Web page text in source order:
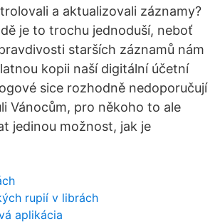
a aktualizovali záznamy?
je to trochu jednoduší, neboť
starších záznamů nám
kopii naší digitální účetní
sice rozhodně nedoporučují
Vánocům, pro někoho to ale
jedinou možnost, jak je
rupií v librách
aplikácia